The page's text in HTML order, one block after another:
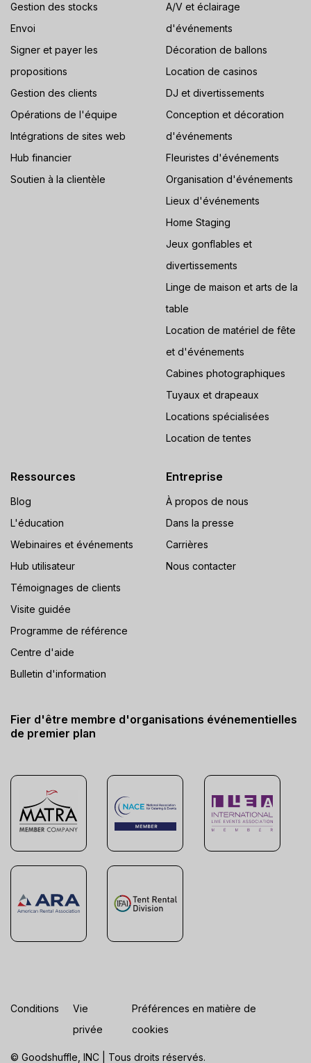
Gestion des stocks
Envoi
Signer et payer les
propositions
Gestion des clients
Opérations de l'équipe
Intégrations de sites web
Hub financier
Soutien à la clientèle
A/V et éclairage
d'événements
Décoration de ballons
Location de casinos
DJ et divertissements
Conception et décoration
d'événements
Fleuristes d'événements
Organisation d'événements
Lieux d'événements
Home Staging
Jeux gonflables et
divertissements
Linge de maison et arts de la
table
Location de matériel de fête
et d'événements
Cabines photographiques
Tuyaux et drapeaux
Locations spécialisées
Location de tentes
Ressources
Blog
L'éducation
Webinaires et événements
Hub utilisateur
Témoignages de clients
Visite guidée
Programme de référence
Centre d'aide
Bulletin d'information
Entreprise
À propos de nous
Dans la presse
Carrières
Nous contacter
Fier d'être membre d'organisations événementielles
de premier plan
© Goodshuffle, INC | Tous droits réservés.
Conditions
Vie
privée
Préférences en matière de
cookies